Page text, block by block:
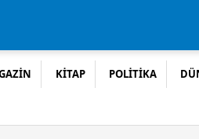
KİTAP POLİTİKA